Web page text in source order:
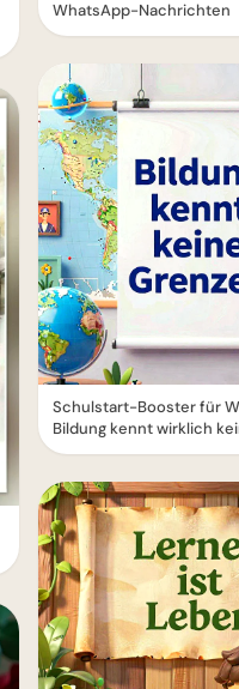
WhatsApp-Nachrichten
Schulstart-Booster für
Bildung kennt wirklich